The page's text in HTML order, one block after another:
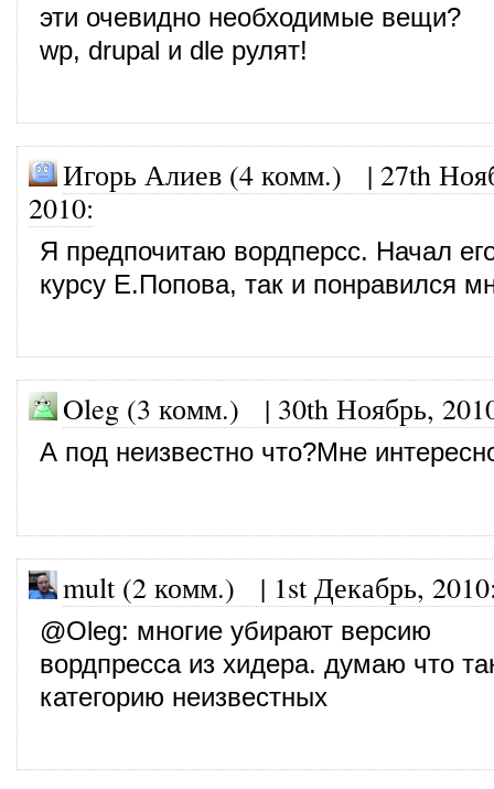
эти очевидно необходимые вещи?
wp, drupal и dle рулят!
Игорь Алиев (4 комм.) | 27th
2010:
Я предпочитаю вордперсс. Начал
курсу Е.Попова, так и понравился
Oleg (3 комм.) | 30th Ноябрь,
А под неизвестно что?Мне
mult (2 комм.) | 1st Декабрь, 2010
@Oleg: многие убирают версию
вордпресса из хидера. думаю что
категорию неизвестных